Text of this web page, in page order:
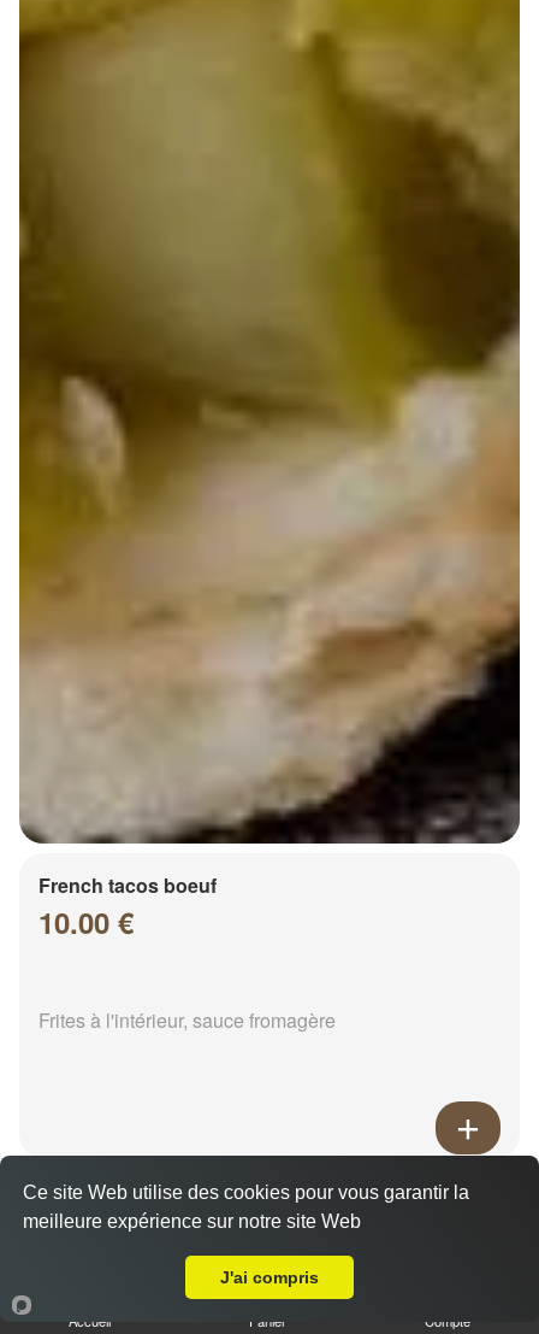
French tacos boeuf
10.00 €
Frites à l'intérieur, sauce fromagère
French tacos chicken
8.00 €
Frites à l'intérieur, sauce fromagère
Accueil Panier Compte
Ce site Web utilise des cookies pour vous garantir la
meilleure expérience sur notre site Web
J'ai compris